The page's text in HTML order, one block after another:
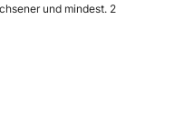
und mindest. 2